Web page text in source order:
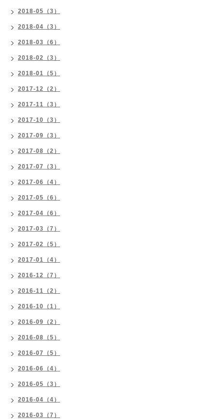
2018-05（3）
2018-04（3）
2018-03（6）
2018-02（3）
2018-01（5）
2017-12（2）
2017-11（3）
2017-10（3）
2017-09（3）
2017-08（2）
2017-07（3）
2017-06（4）
2017-05（6）
2017-04（6）
2017-03（7）
2017-02（5）
2017-01（4）
2016-12（7）
2016-11（2）
2016-10（1）
2016-09（2）
2016-08（5）
2016-07（5）
2016-06（4）
2016-05（3）
2016-04（4）
2016-03（7）